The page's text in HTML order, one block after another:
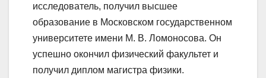
исследователь, получил высшее
образование в Московском государственном
университете имени М. В. Ломоносова. Он
успешно окончил физический факультет и
получил диплом магистра физики.